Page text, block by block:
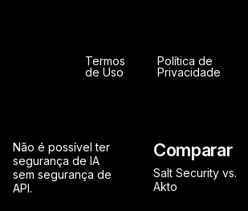
Não é possível ter
segurança de IA
sem segurança de
API.
Comparar
Salt Security vs.
Akto
Termos
de Uso
Política de
Privacidade